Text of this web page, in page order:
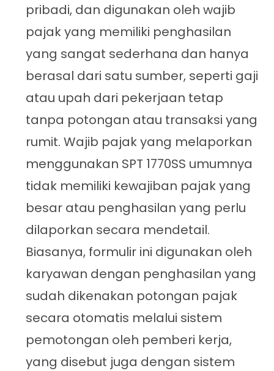
pribadi, dan digunakan oleh wajib
pajak yang memiliki penghasilan
yang sangat sederhana dan hanya
berasal dari satu sumber, seperti gaji
atau upah dari pekerjaan tetap
tanpa potongan atau transaksi yang
rumit. Wajib pajak yang melaporkan
menggunakan SPT 1770SS umumnya
tidak memiliki kewajiban pajak yang
besar atau penghasilan yang perlu
dilaporkan secara mendetail.
Biasanya, formulir ini digunakan oleh
karyawan dengan penghasilan yang
sudah dikenakan potongan pajak
secara otomatis melalui sistem
pemotongan oleh pemberi kerja,
yang disebut juga dengan sistem